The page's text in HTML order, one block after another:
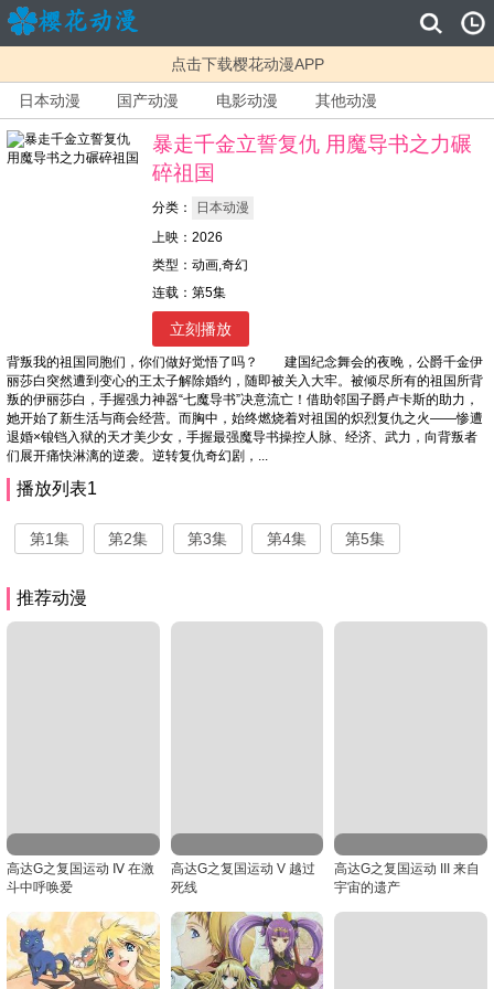
点击下载樱花动漫APP
日本动漫 国产动漫 电影动漫 其他动漫
暴走千金立誓复仇 用魔导书之力碾
碎祖国
分类：
日本动漫
上映：2026
类型：动画,奇幻
连载：第5集
立刻播放
背叛我的祖国同胞们，你们做好觉悟了吗？ 建国纪念舞会的夜晚，公爵千金伊
丽莎白突然遭到变心的王太子解除婚约，随即被关入大牢。被倾尽所有的祖国所背
叛的伊丽莎白，手握强力神器“七魔导书”决意流亡！借助邻国子爵卢卡斯的助力，
她开始了新生活与商会经营。而胸中，始终燃烧着对祖国的炽烈复仇之火——惨遭
退婚×锒铛入狱的天才美少女，手握最强魔导书操控人脉、经济、武力，向背叛者
们展开痛快淋漓的逆袭。逆转复仇奇幻剧，...
播放列表1
第1集 第2集 第3集 第4集 第5集
推荐动漫
高达G之复国运动 Ⅳ 在激
斗中呼唤爱
高达G之复国运动 V 越过
死线
高达G之复国运动 III 来自
宇宙的遗产